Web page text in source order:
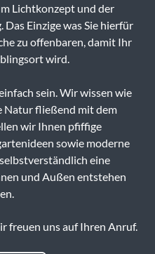
Lichtkonzept und der
Einzige was Sie hierfür
zu offenbaren, damit Ihr
wird.
sein. Wir wissen wie
Natur fließend mit dem
wir Ihnen pfiffige
sowie moderne
eine
und Außen entstehen
freuen uns auf Ihren Anruf.